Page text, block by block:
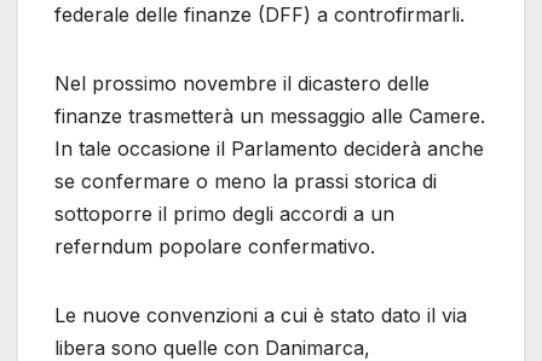
federale delle finanze (DFF) a controfirmarli.
Nel prossimo novembre il dicastero delle
finanze trasmetterà un messaggio alle Camere.
In tale occasione il Parlamento deciderà anche
se confermare o meno la prassi storica di
sottoporre il primo degli accordi a un
referndum popolare confermativo.
Le nuove convenzioni a cui è stato dato il via
libera sono quelle con Danimarca,